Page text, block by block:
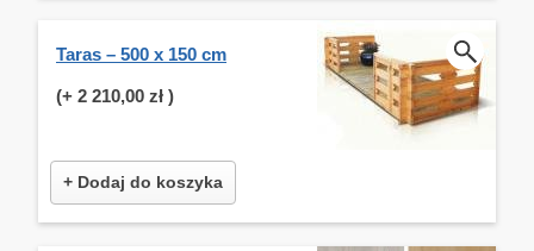
Taras – 500 x 150 cm
(+ 2 210,00 zł )
+ Dodaj do koszyka